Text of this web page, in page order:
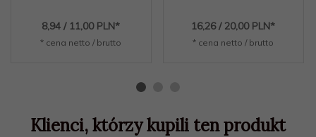
8,94 / 11,00 PLN*
* cena netto / brutto
16,26 / 20,00 PLN*
* cena netto / brutto
Klienci, którzy kupili ten produkt